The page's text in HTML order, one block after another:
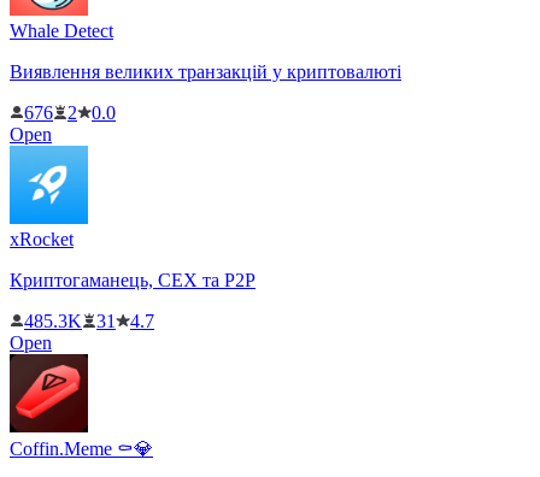
Whale Detect
Виявлення великих транзакцій у криптовалюті
676
2
0.0
Open
xRocket
Криптогаманець, CEX та P2P
485.3K
31
4.7
Open
Coffin.Meme ⚰️💎